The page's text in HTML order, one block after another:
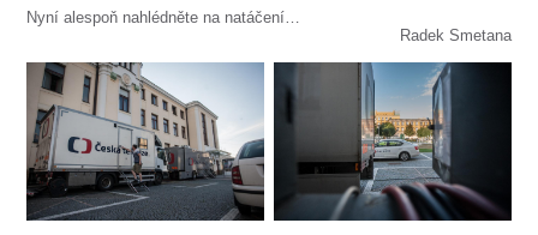
DÁLE NABÍZÍME
Nyní alespoň nahlédněte na natáčení…
Radek Smetana